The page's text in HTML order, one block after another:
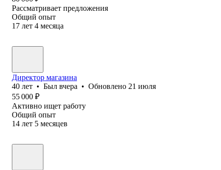
Рассматривает предложения
Общий опыт
17 лет 4 месяца
Директор магазина
40 лет • Был вчера • Обновлено 21 июля
55 000 ₽
Активно ищет работу
Общий опыт
14 лет 5 месяцев